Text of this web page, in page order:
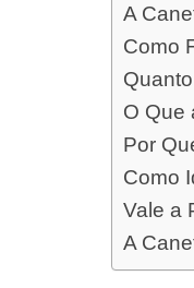
A
Como
O Que
Por
Como
Vale a
A